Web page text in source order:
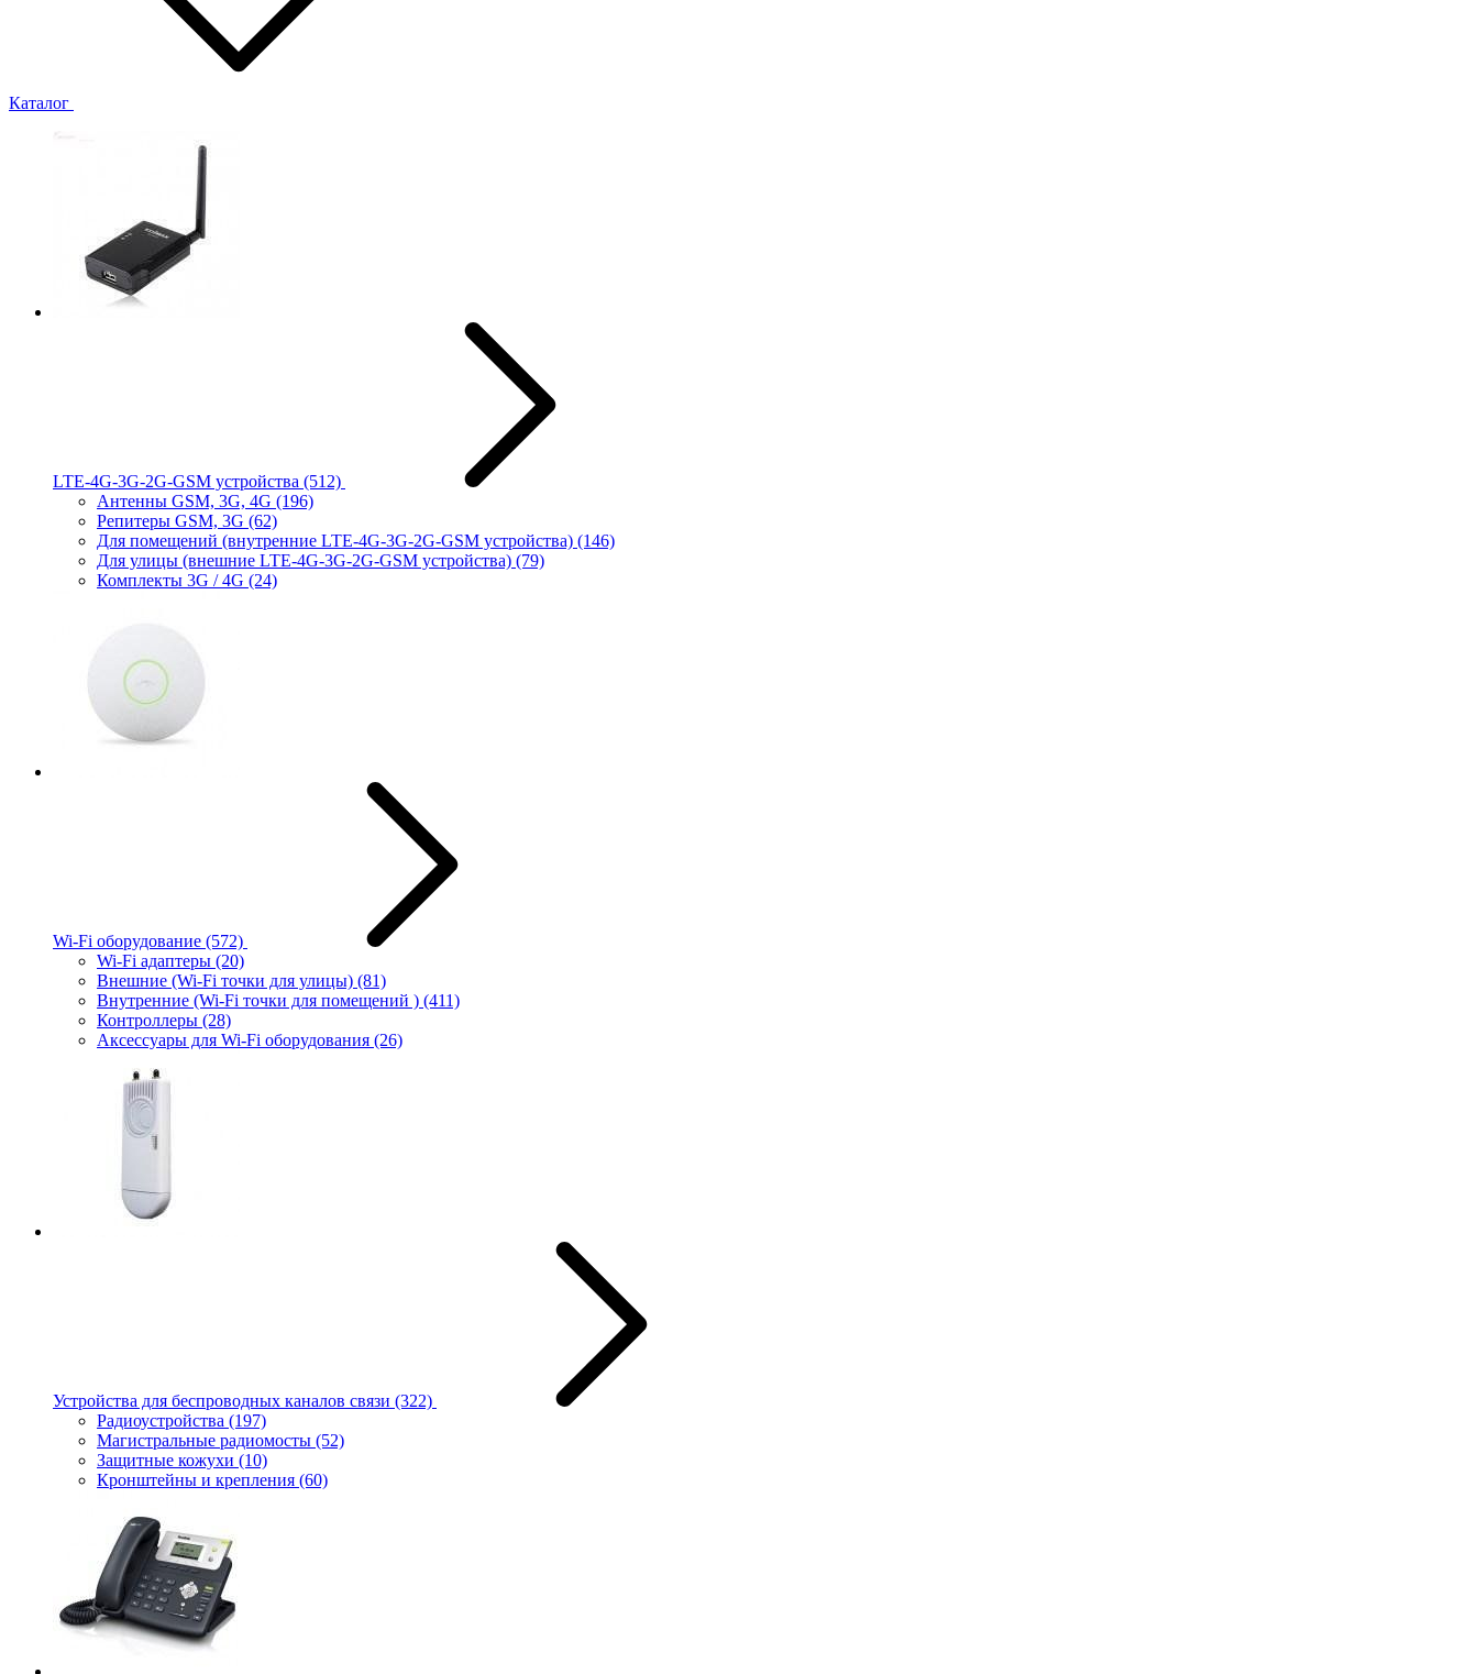
Каталог
LTE-4G-3G-2G-GSM устройства (512)
Антенны GSM, 3G, 4G (196)
Репитеры GSM, 3G (62)
Для помещений (внутренние LTE-4G-3G-2G-GSM устройства) (146)
Для улицы (внешние LTE-4G-3G-2G-GSM устройства) (79)
Комплекты 3G / 4G (24)
Wi-Fi оборудование (572)
Wi-Fi адаптеры (20)
Внешние (Wi-Fi точки для улицы) (81)
Внутренние (Wi-Fi точки для помещений ) (411)
Контроллеры (28)
Аксессуары для Wi-Fi оборудования (26)
Устройства для беспроводных каналов связи (322)
Радиоустройства (197)
Магистральные радиомосты (52)
Защитные кожухи (10)
Кронштейны и крепления (60)